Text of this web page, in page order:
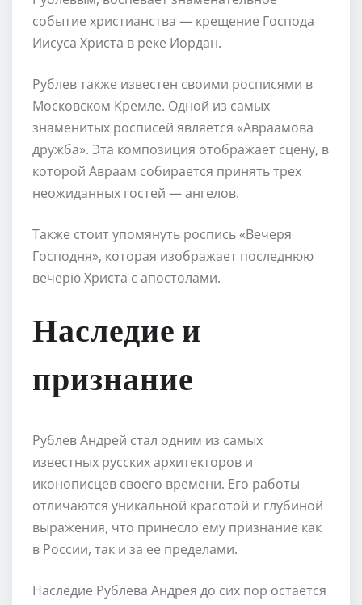
событие христианства — крещение Господа
Иисуса Христа в реке Иордан.
Рублев также известен своими росписями в
Московском Кремле. Одной из самых
знаменитых росписей является «Авраамова
дружба». Эта композиция отображает сцену, в
которой Авраам собирается принять трех
неожиданных гостей — ангелов.
Также стоит упомянуть роспись «Вечеря
Господня», которая изображает последнюю
вечерю Христа с апостолами.
Наследие и
признание
Рублев Андрей стал одним из самых
известных русских архитекторов и
иконописцев своего времени. Его работы
отличаются уникальной красотой и глубиной
выражения, что принесло ему признание как
в России, так и за ее пределами.
Наследие Рублева Андрея до сих пор остается